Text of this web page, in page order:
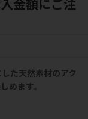
金額にご注
た天然素材のアク
めます。